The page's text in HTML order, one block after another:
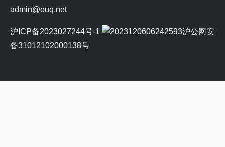
admin@ouq.net
沪ICP备2023027244号-1
沪公网安
备31012102000138号